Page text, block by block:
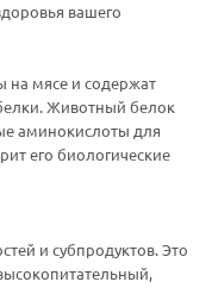
вашего
на мясе и содержат
Животный белок
аминокислоты для
его биологические
и субпродуктов. Это